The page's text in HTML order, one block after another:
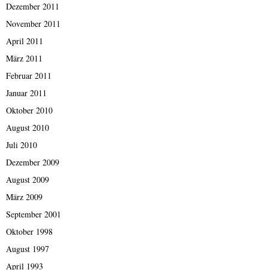
Dezember 2011
November 2011
April 2011
März 2011
Februar 2011
Januar 2011
Oktober 2010
August 2010
Juli 2010
Dezember 2009
August 2009
März 2009
September 2001
Oktober 1998
August 1997
April 1993